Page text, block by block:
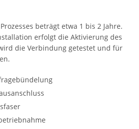
beträgt etwa 1 bis 2 Jahre.
erfolgt die Aktivierung des
die Verbindung getestet und für